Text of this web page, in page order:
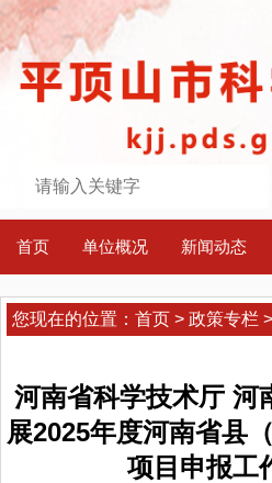
首页 单位概况 新闻动态
您现在的位置： 首页 > 政策专栏 >
河南省科学技术厅 河
展2025年度河南省县
项目申报工